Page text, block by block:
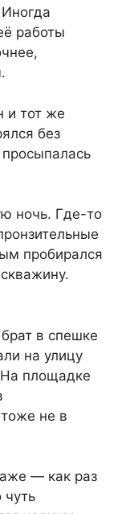
работы
и тот же
без
ночь. Где-то
пробирался
в спешке
на улицу
площадке
не в
— как раз
чуть